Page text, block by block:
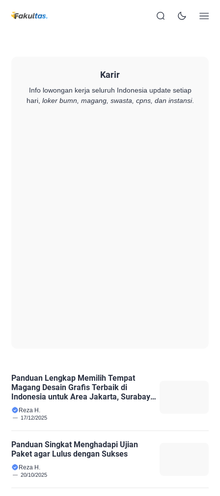
Karir
Info lowongan kerja seluruh Indonesia update setiap
hari, loker bumn, magang, swasta, cpns, dan instansi.
Panduan Lengkap Memilih Tempat
Magang Desain Grafis Terbaik di
Indonesia untuk Area Jakarta, Surabaya,
Tangerang, dan Denpasar Bali
Reza H.
17/12/2025
Panduan Singkat Menghadapi Ujian
Paket agar Lulus dengan Sukses
Reza H.
20/10/2025